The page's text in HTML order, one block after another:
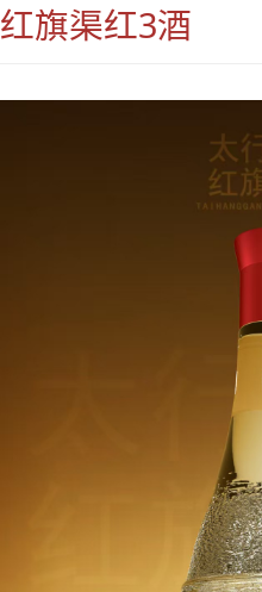
红旗渠红3酒